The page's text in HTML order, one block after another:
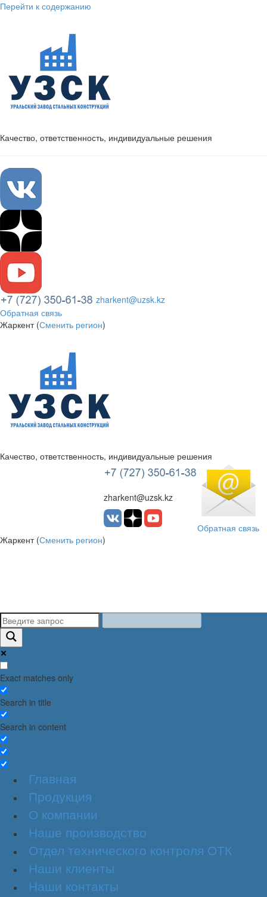
Перейти к содержанию
Качество, ответственность, индивидуальные решения
zharkent@uzsk.kz
Обратная связь
Жаркент (Сменить регион)
УЗСК Казахстан
Качество, ответственность, индивидуальные решения
zharkent@uzsk.kz
Обратная связь
Жаркент (Сменить регион)
Exact matches only
Search in title
Search in content
Главная
Продукция
О компании
Наше производство
Отдел технического контроля ОТК
Наши клиенты
Наши контакты